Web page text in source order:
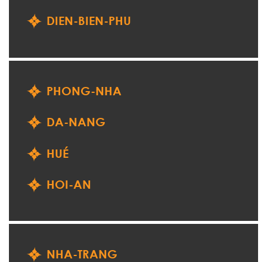
DIEN-BIEN-PHU
PHONG-NHA
DA-NANG
HUÉ
HOI-AN
NHA-TRANG